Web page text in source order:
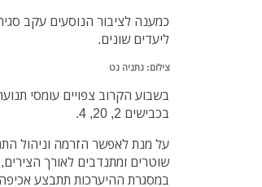
כמענה לציבור הנוסעים עקב
ליעדים שונים.
צילום: נתניה נט
בשבוע הקרוב צפויים עומסי
בכבישים 2, 20, 4.
על מנת לאפשר הזרמה וניהול
שוטרים ומתנדבים לאורך